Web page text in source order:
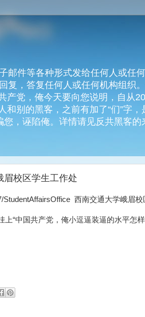
邮件等各种形式发给任何人或任何
复，答复任何人或任何机构组织
产党，俺今天要向您说明，自从
别的黑客，之前有加了“们”字，
，诬陷俺。详情请见反共黑客的
眉校区学生工作处
StudentAffairsOffice 西南交通大学峨眉校
上“中国共产党，俺小逗逼装逼的水平怎样